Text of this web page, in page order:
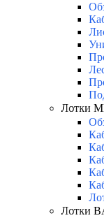
Лотки
Лотки